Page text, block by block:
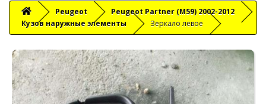
Peugeot
Peugeot Partner (M59) 2002-2012
Кузов наружные элементы
Зеркало левое